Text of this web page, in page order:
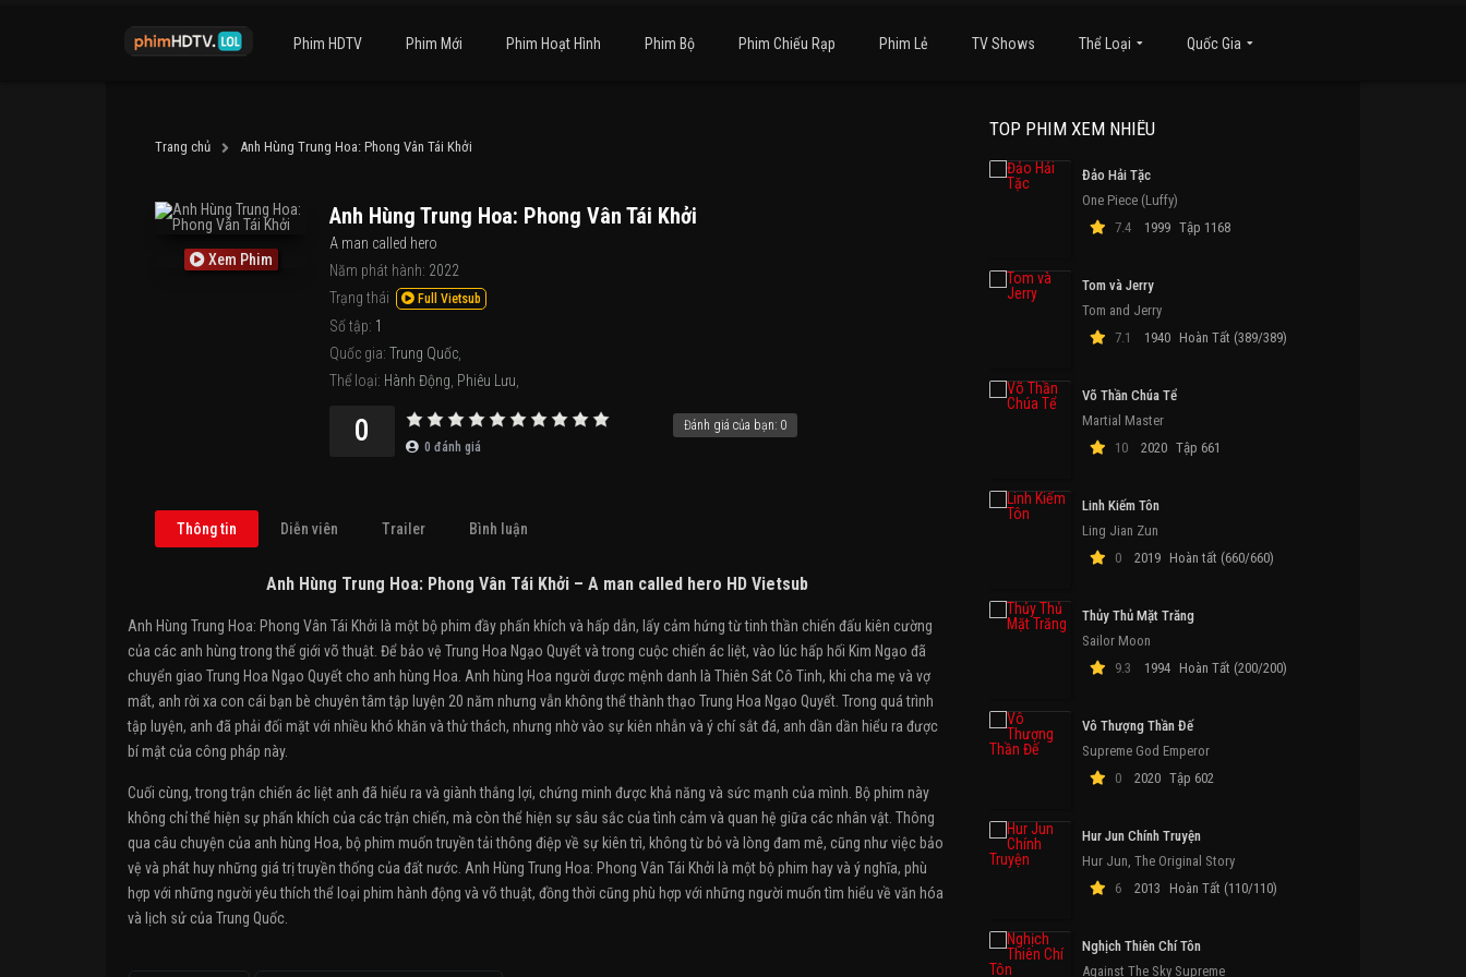
Phim HDTV Phim Mới Phim Hoạt Hình Phim Bộ Phim Chiếu Rạp Phim Lẻ TV Shows Thể Loại Quốc Gia
Trang chủ Anh Hùng Trung Hoa: Phong Vân Tái Khởi
Xem Phim
Anh Hùng Trung Hoa: Phong Vân Tái Khởi
A man called hero
Năm phát hành: 2022
Trạng thái
Full Vietsub
Số tập: 1
Quốc gia: Trung Quốc
Thể loại: Hành Động Phiêu Lưu
Đánh giá của bạn: 0
0 0 đánh giá
Thông tin Diễn viên Trailer Bình luận
Anh Hùng Trung Hoa: Phong Vân Tái Khởi – A man called hero HD Vietsub
Anh Hùng Trung Hoa: Phong Vân Tái Khởi là một bộ phim đầy phấn khích và hấp dẫn, lấy cảm hứng từ tinh thần chiến đấu kiên cường
của các anh hùng trong thế giới võ thuật. Để bảo vệ Trung Hoa Ngạo Quyết và trong cuộc chiến ác liệt, vào lúc hấp hối Kim Ngạo đã
chuyển giao Trung Hoa Ngạo Quyết cho anh hùng Hoa. Anh hùng Hoa người được mệnh danh là Thiên Sát Cô Tinh, khi cha mẹ và vợ
mất, anh rời xa con cái bạn bè chuyên tâm tập luyện 20 năm nhưng vẫn không thể thành thạo Trung Hoa Ngạo Quyết. Trong quá trình
tập luyện, anh đã phải đối mặt với nhiều khó khăn và thử thách, nhưng nhờ vào sự kiên nhẫn và ý chí sắt đá, anh dần dần hiểu ra được
bí mật của công pháp này.
Cuối cùng, trong trận chiến ác liệt anh đã hiểu ra và giành thắng lợi, chứng minh được khả năng và sức mạnh của mình. Bộ phim này
không chỉ thể hiện sự phấn khích của các trận chiến, mà còn thể hiện sự sâu sắc của tình cảm và quan hệ giữa các nhân vật. Thông
qua câu chuyện của anh hùng Hoa, bộ phim muốn truyền tải thông điệp về sự kiên trì, không từ bỏ và lòng đam mê, cũng như việc bảo
vệ và phát huy những giá trị truyền thống của đất nước. Anh Hùng Trung Hoa: Phong Vân Tái Khởi là một bộ phim hay và ý nghĩa, phù
hợp với những người yêu thích thể loại phim hành động và võ thuật, đồng thời cũng phù hợp với những người muốn tìm hiểu về văn hóa
và lịch sử của Trung Quốc.
TOP PHIM XEM NHIỀU
Đảo Hải Tặc
One Piece (Luffy)
7.4
1999 Tập 1168
Tom và Jerry
Tom and Jerry
7.1
1940 Hoàn Tất (389/389)
Võ Thần Chúa Tể
Martial Master
10
2020 Tập 661
Linh Kiếm Tôn
Ling Jian Zun
0
2019 Hoàn tất (660/660)
Thủy Thủ Mặt Trăng
Sailor Moon
9.3
1994 Hoàn Tất (200/200)
Vô Thượng Thần Đế
Supreme God Emperor
0
2020 Tập 602
Hur Jun Chính Truyện
Hur Jun, The Original Story
6
2013 Hoàn Tất (110/110)
Nghịch Thiên Chí Tôn
Against The Sky Supreme